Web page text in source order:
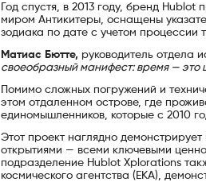
Год спустя, в 2013 году, бренд
миром Антикитеры, оснащены
зодиака по дате с учетом процессии
Матиас Бютте, руководитель отдела
своеобразный манифест: время — это
Помимо сложных погружений и
этом отдаленном острове, где
единомышленников, которые с 2010
Этот проект наглядно
открытиями — всеми ключевыми
подразделение Hublot Xplorations
космического агентства (ЕКА),